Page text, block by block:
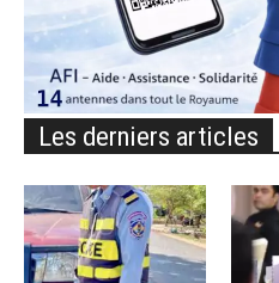
Les derniers articles